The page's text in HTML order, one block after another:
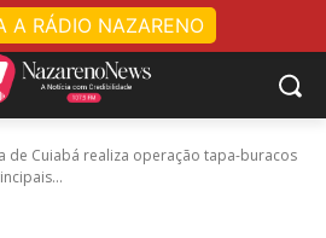
de Cuiabá realiza operação tapa-buracos
A RÁDIO NAZARENO